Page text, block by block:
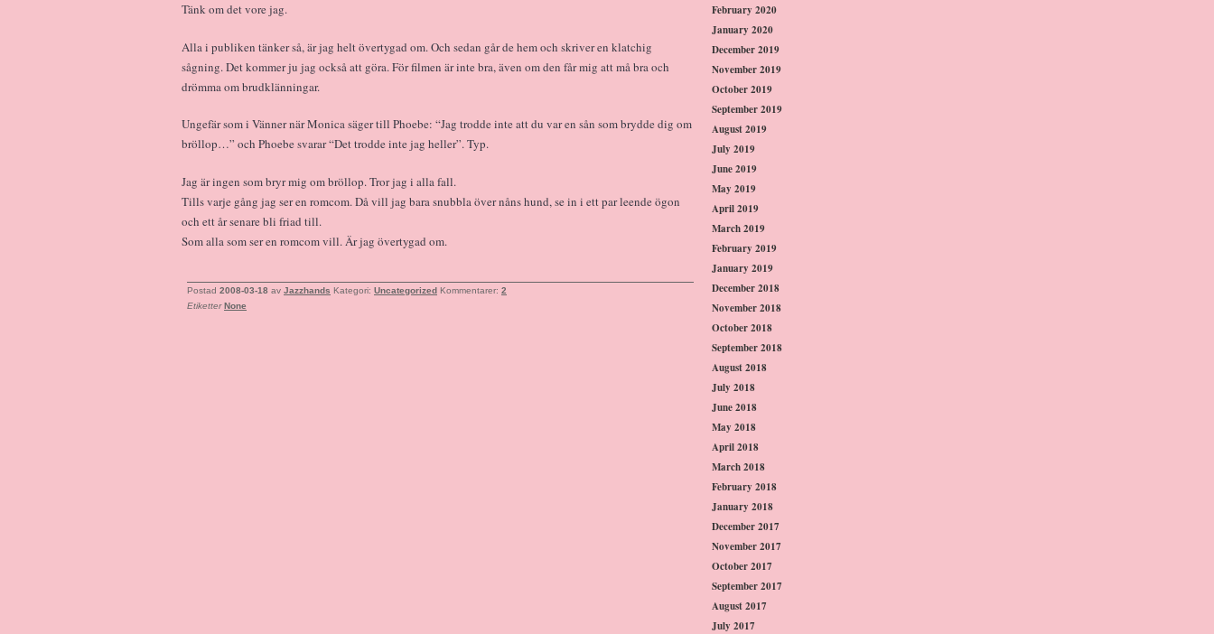
Tänk om det vore jag.
Alla i publiken tänker så, är jag helt övertygad om. Och sedan går de hem och skriver en klatchig
sågning. Det kommer ju jag också att göra. För filmen är inte bra, även om den får mig att må bra och
drömma om brudklänningar.
Ungefär som i Vänner när Monica säger till Phoebe: “Jag trodde inte att du var en sån som brydde dig om
bröllop…” och Phoebe svarar “Det trodde inte jag heller”. Typ.
Jag är ingen som bryr mig om bröllop. Tror jag i alla fall.
Tills varje gång jag ser en romcom. Då vill jag bara snubbla över nåns hund, se in i ett par leende ögon
och ett år senare bli friad till.
Som alla som ser en romcom vill. Är jag övertygad om.
Postad 2008-03-18 av Jazzhands Kategori: Uncategorized Kommentarer: 2
Etiketter None
February 2020
January 2020
December 2019
November 2019
October 2019
September 2019
August 2019
July 2019
June 2019
May 2019
April 2019
March 2019
February 2019
January 2019
December 2018
November 2018
October 2018
September 2018
August 2018
July 2018
June 2018
May 2018
April 2018
March 2018
February 2018
January 2018
December 2017
November 2017
October 2017
September 2017
August 2017
July 2017